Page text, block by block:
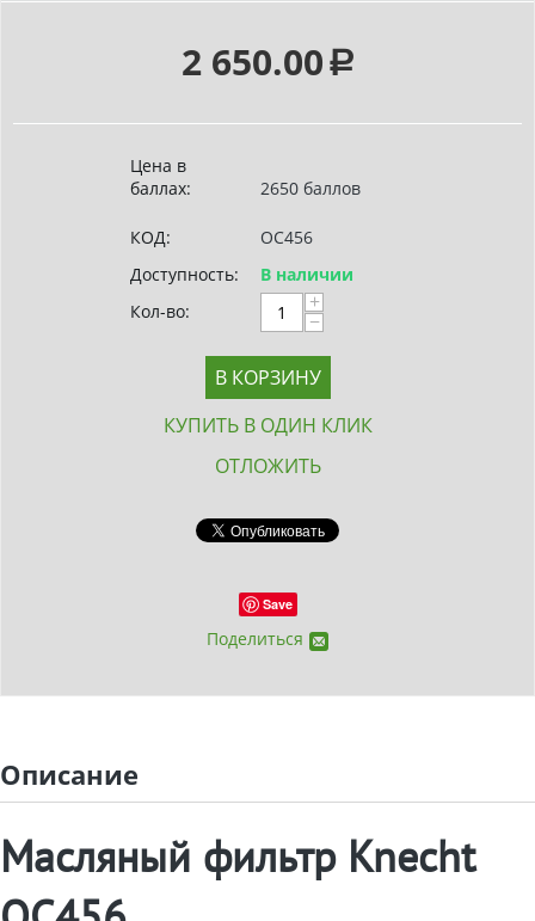
2 650.00 Р
Цена в
баллах:
2650 баллов
КОД:
OC456
Доступность:
В наличии
Кол-во:
+
−
В КОРЗИНУ
КУПИТЬ В ОДИН КЛИК
ОТЛОЖИТЬ
Save
Поделиться
Описание
Масляный фильтр Knecht